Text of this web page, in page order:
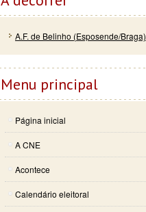
A.F. de Belinho (Esposende/Braga)
Menu principal
Página inicial
A CNE
Acontece
Calendário eleitoral